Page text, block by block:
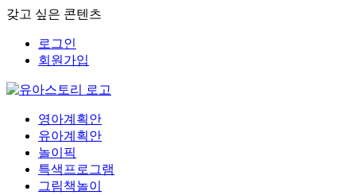
갖고 싶은 콘텐츠
로그인
회원가입
영아계획안
유아계획안
놀이픽
특색프로그램
그림책놀이